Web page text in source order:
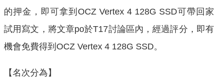
的押金，即可拿到OCZ Vertex 4 128G SSD可帶回家
試用寫文，將文章po於T17討論區內，經過評分，即有
機會免費得到OCZ Vertex 4 128G SSD。
【名次分為】